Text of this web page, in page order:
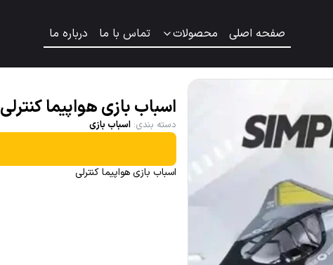
صفحه اصلی محصولات تماس با ما درباره ما
اسباب بازی هواپیما کنترلی
دسته بندی: اسباب بازی
اسباب بازی هواپیما کنترلی